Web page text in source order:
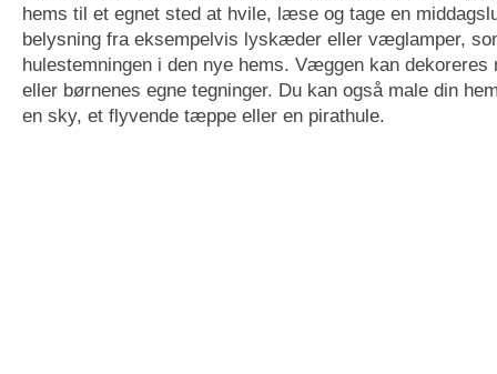
hems til et egnet sted at hvile, læse og tage en
belysning fra eksempelvis lyskæder eller væglamper,
hulestemningen i den nye hems. Væggen kan dekoreres
eller børnenes egne tegninger. Du kan også male din
en sky, et flyvende tæppe eller en pirathule.